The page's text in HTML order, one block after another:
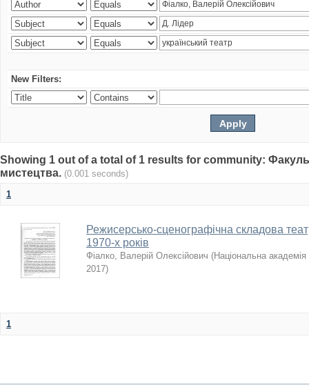
New Filters:
Showing 1 out of a total of 1 results for community:
мистецтва. (0.001 seconds)
1
Режисерсько-сценографічна складова
1970-х років
Фіалко, Валерій Олексійович (Національна академія
2017)
1